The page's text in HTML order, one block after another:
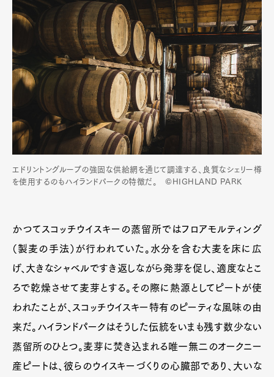
エドリントングループの強固な供給網を通じて調達する、良質なシェリー樽
を使用するのもハイランドパークの特徴だ。 ©HIGHLAND PARK
かつてスコッチウイスキーの蒸留所ではフロアモルティング
（製麦の手法）が行われていた。水分を含む大麦を床に広
げ、大きなシャベルですき返しながら発芽を促し、適度なとこ
ろで乾燥させて麦芽とする。その際に熱源としてピートが使
われたことが、スコッチウイスキー特有のピーティな風味の由
来だ。ハイランドパークはそうした伝統をいまも残す数少ない
蒸留所のひとつ。麦芽に焚き込まれる唯一無二のオークニー
産ピートは、彼らのウイスキーづくりの心臓部であり、大いな